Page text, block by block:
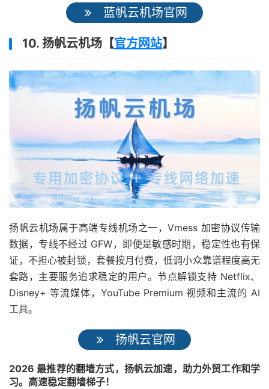
蓝帆云机场官网
10. 扬帆云机场【官方网站】
扬帆云机场属于高端专线机场之一，Vmess 加密协议传输
数据，专线不经过 GFW，即便是敏感时期，稳定性也有保
证，不担心被封锁，套餐按月付费，低调小众靠谱程度高无
套路，主要服务追求稳定的用户。节点解锁支持 Netflix、
Disney+ 等流媒体，YouTube Premium 视频和主流的 AI
工具。
扬帆云官网
2026 最推荐的翻墙方式，扬帆云加速，助力外贸工作和学
习。高速稳定翻墙梯子！